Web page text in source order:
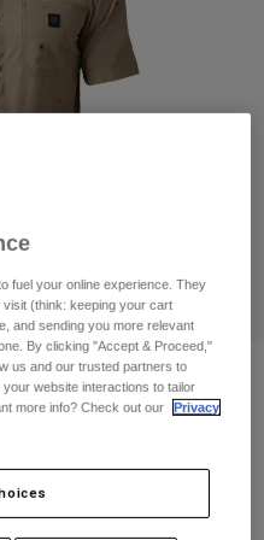
fuel your online experience. They
(think: keeping your cart
and sending you more relevant
By clicking "Accept & Proceed,"
us and our trusted partners to
website interactions to tailor
more info? Check out our
Privacy